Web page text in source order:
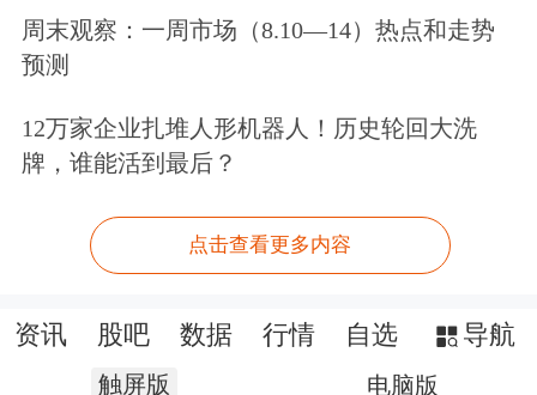
周末观察：一周市场（8.10—14）热点和走势
预测
12万家企业扎堆人形机器人！历史轮回大洗
牌，谁能活到最后？
点击查看更多内容
资讯 股吧 数据 行情 自选 导航
触屏版 电脑版